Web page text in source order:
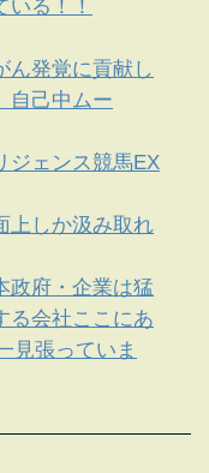
る！！
ん発覚に貢献し
自己中ムー
ジェンス競馬EX
上しか汲み取れ
政府・企業は猛
る会社ここにあ
見張っていま